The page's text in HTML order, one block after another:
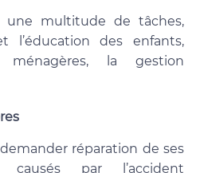
une multitude de tâches,
l’éducation des enfants,
ménagères, la gestion
réparation de ses
causés par l’accident